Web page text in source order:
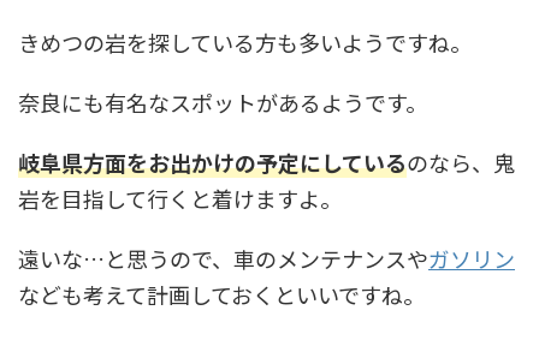
きめつの岩を探している方も多いようですね。
奈良にも有名なスポットがあるようです。
岐阜県方面をお出かけの予定にしているのなら、鬼
岩を目指して行くと着けますよ。
遠いな…と思うので、車のメンテナンスやガソリン
なども考えて計画しておくといいですね。